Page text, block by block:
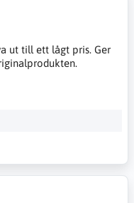
ut till ett lågt pris. Ger